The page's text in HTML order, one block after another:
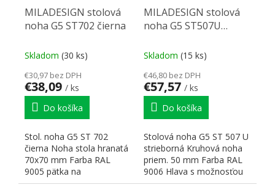
MILADESIGN stolová
noha G5 ST702 čierna
Skladom (30 ks)
€30,97 bez DPH
€38,09 / ks
Do košíka
Stol. noha G5 ST 702
čierna Noha stola hranatá
70x70 mm Farba RAL
9005 pätka na
pripevnenie140x140 mm,
MILADESIGN stolová
noha G5 ST507U
strieborná
Skladom (15 ks)
€46,80 bez DPH
€57,57 / ks
Do košíka
Stolová noha G5 ST 507 U
strieborná Kruhová noha
priem. 50 mm Farba RAL
9006 Hlava s možnosťou
sklopenia nohy pod...